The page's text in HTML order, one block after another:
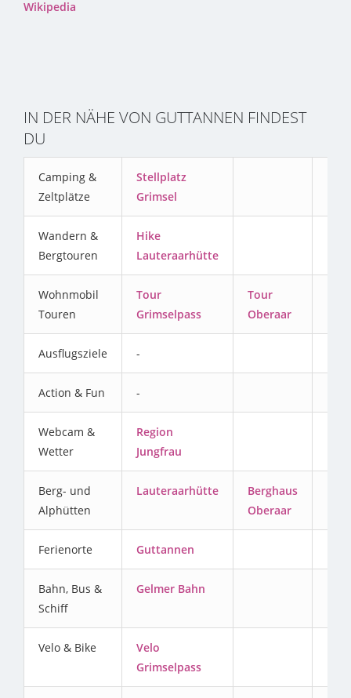
Wikipedia
IN DER NÄHE VON GUTTANNEN FINDEST
DU
Camping &
Zeltplätze
Stellplatz
Grimsel
Wandern &
Bergtouren
Hike
Lauteraarhütte
Wohnmobil
Touren
Tour
Grimselpass
Tour
Oberaar
Ausflugsziele -
Action & Fun -
Webcam &
Wetter
Region
Jungfrau
Berg- und
Alphütten
Lauteraarhütte
Berghaus
Oberaar
Ferienorte Guttannen
Bahn, Bus &
Schiff
Gelmer Bahn
Velo & Bike
Velo
Grimselpass